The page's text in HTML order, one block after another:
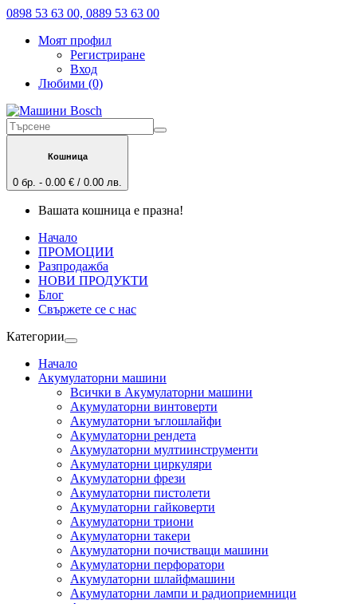
0898 53 63 00, 0889 53 63 00
Моят профил
Регистриране
Вход
Любими (0)
Кошница
0 бр. - 0.00 € / 0.00 лв.
Вашата кошница е празна!
Начало
ПРОМОЦИИ
Разпродажба
НОВИ ПРОДУКТИ
Блог
Свържете се с нас
Категории
Начало
Акумулаторни машини
Всички в Акумулаторни машини
Акумулаторни винтоверти
Акумулаторни ъглошлайфи
Акумулаторни рендета
Акумулаторни мултиинструменти
Акумулаторни циркуляри
Акумулаторни фрези
Акумулаторни пистолети
Акумулаторни гайковерти
Акумулаторни триони
Акумулаторни такери
Акумулаторни почистващи машини
Акумулаторни перфоратори
Акумулаторни шлайфмашини
Акумулаторни лампи и радиоприемници